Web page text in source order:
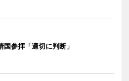
国参拝「適切に判断」